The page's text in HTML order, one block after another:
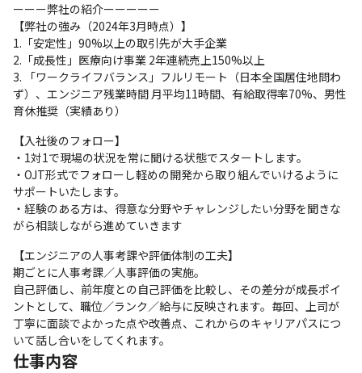
ーーー弊社の紹介ーーーーー
【弊社の強み（2024年3月時点）】
1.「安定性」90%以上の取引先が大手企業
2.「成長性」医療向け事業 2年連続売上150%以上
3. 「ワークライフバランス」フルリモート（日本全国居住地問わ
ず）、エンジニア残業時間 月平均11時間、有給取得率70%、男性
育休推奨（実績あり）
【入社後のフォロー】
・1対1で現場の状況を常に聞ける状態でスタートします。
・OJT形式でフォローし軽めの開発から取り組んでいけるように
サポートいたします。
・経験のある方は、得意な分野やチャレンジしたい分野を聞きな
がら相談しながら進めていきます
【エンジニアの人事考課や評価体制の工夫】
期ごとに人事考課／人事評価の実施。
自己評価し、前年度との自己評価を比較し、その差分が成長ポイ
ントとして、職位／ランク／給与に反映されます。毎回、上司が
丁寧に面談でよかった点や改善点、これからのキャリアパスにつ
いて話し合いをしてくれます。
仕事内容